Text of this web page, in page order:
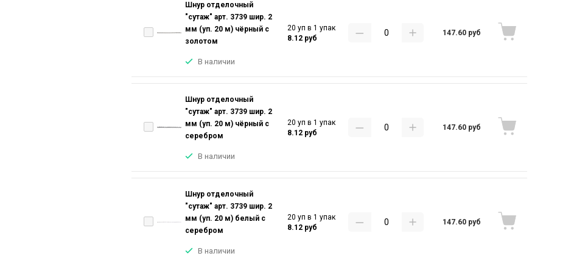
Шнур отделочный
"сутаж" арт. 3739 шир. 2
мм (уп. 20 м) чёрный с
золотом
В наличии
20 уп в 1 упак
8.12 руб
147.60 руб
Шнур отделочный
"сутаж" арт. 3739 шир. 2
мм (уп. 20 м) чёрный с
серебром
В наличии
20 уп в 1 упак
8.12 руб
147.60 руб
Шнур отделочный
"сутаж" арт. 3739 шир. 2
мм (уп. 20 м) белый с
серебром
В наличии
20 уп в 1 упак
8.12 руб
147.60 руб